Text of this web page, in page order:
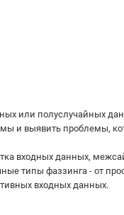
или полуслучайных
и выявить проблемы,
входных данных,
типы фаззинга - от
входных данных.